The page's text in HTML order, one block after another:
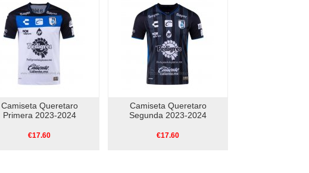
Camiseta Queretaro
Primera 2023-2024
€17.60
Camiseta Queretaro
Segunda 2023-2024
€17.60